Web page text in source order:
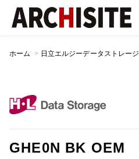
ホーム > 日立エルジーデータストレージ
GHE0N BK OEM